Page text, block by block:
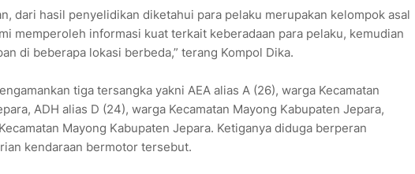
dari hasil penyelidikan diketahui para pelaku merupakan kelompok asal
memperoleh informasi kuat terkait keberadaan para pelaku, kemudian
di beberapa lokasi berbeda,” terang Kompol Dika.
tiga tersangka yakni AEA alias A (26), warga Kecamatan
ADH alias D (24), warga Kecamatan Mayong Kabupaten Jepara,
Mayong Kabupaten Jepara. Ketiganya diduga berperan
kendaraan bermotor tersebut.